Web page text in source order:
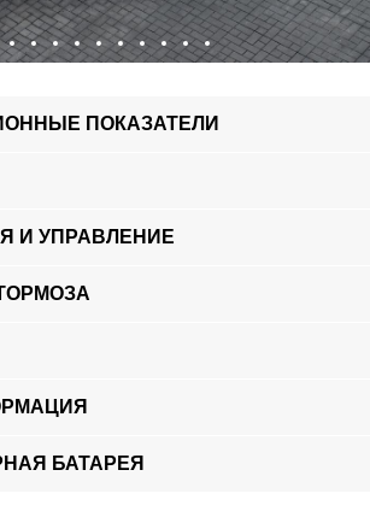
ПОКАЗАТЕЛИ
И УПРАВЛЕНИЕ
БАТАРЕЯ